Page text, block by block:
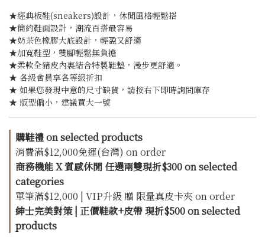
★經典板鞋(sneakers)設計，休閒風格輕鬆搭
★簡約鞋面設計，潮流百搭最容易
★奶茶色橡膠大底設計，輕盈又舒適
★加寬鞋型，雙腳輕鬆無負擔
★柔軟全豬皮內裏結合特製鞋墊，漫步更舒適。
★ 各級會員享各等級折扣
★ 如果您發現中意的尺寸缺貨，請按右下即時詢問庫存
★ 版型偏小，建議買大一號
購鞋禮 on selected products
消費滿$12,000免運(台灣) on order
商務機能 X 質感休閒 任選兩雙現折$300 on selected
categories
單筆滿$12,000 | VIP升級 贈 限量真皮卡夾 on order
紳士完美對策 | 正價鞋款+皮帶 現折$500 on selected
products